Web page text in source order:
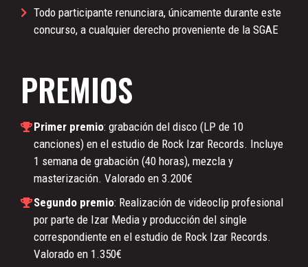
Todo participante renunciara, únicamente durante este
concurso, a cualquier derecho proveniente de la SGAE
PREMIOS
Primer premio: grabación del disco (LP de 10
canciones) en el estudio de Rock Izar Records. Incluye
1 semana de grabación (40 horas), mezcla y
masterización. Valorado en 3.200€
Segundo premio: Realización de videoclip profesional
por parte de Izar Media y producción del single
correspondiente en el estudio de Rock Izar Records.
Valorado en 1.350€